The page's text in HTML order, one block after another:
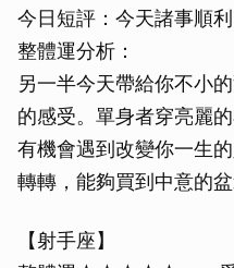
今日短評：今天諸事順利
整體運分析：
另一半今天帶給你不小
的感受。單身者穿亮麗
有機會遇到改變你一生
轉轉，能夠買到中意的盆
【射手座】